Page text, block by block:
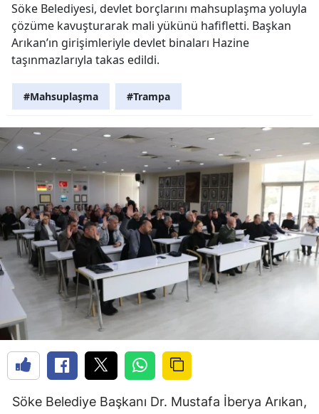
Söke Belediyesi, devlet borçlarını mahsuplaşma yoluyla
çözüme kavuşturarak mali yükünü hafifletti. Başkan
Arıkan’ın girişimleriyle devlet binaları Hazine
taşınmazlarıyla takas edildi.
#Mahsuplaşma #Trampa
Söke Belediye Başkanı Dr. Mustafa İberya Arıkan,